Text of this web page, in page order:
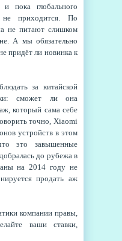
пока глобального
не приходится. По
не питают слишком
А мы обязательно
придёт ли новинка к
за китайской
сможет ли она
который сама себе
точно, Xiaomi
устройств в этом
это завышенные
до рубежа в
на 2014 году не
продать аж
компании правы,
ваши ставки,